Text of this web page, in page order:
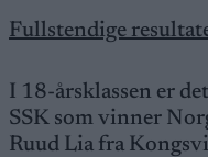
Fullstendige
I 18-årsklassen er
SSK som vinner
Ruud Lia fra